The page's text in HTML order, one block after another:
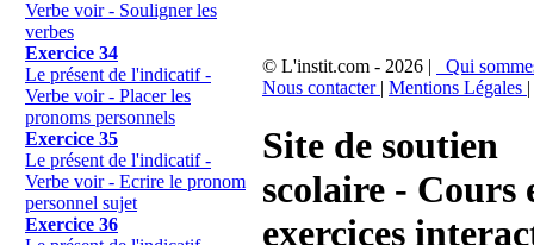
Verbe voir - Souligner les
verbes
Exercice 34
Le présent de l'indicatif -
Verbe voir - Placer les
pronoms personnels
Exercice 35
Le présent de l'indicatif -
Verbe voir - Ecrire le pronom
personnel sujet
Exercice 36
© L'instit.com - 2026 |
Qui
Nous contacter | Mentions Légales |
Site de soutien
scolaire - Cours
exercices